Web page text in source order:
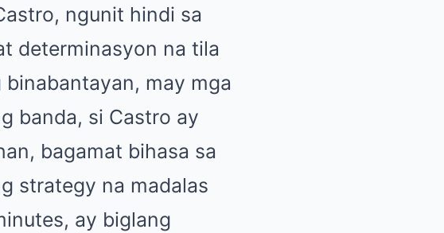
ngunit hindi sa
determinasyon na tila
may mga
banda, si Castro ay
bagamat bihasa sa
strategy na madalas
ay biglang